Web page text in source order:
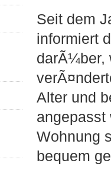
Seit dem
informiert
darÃ¼ber,
Alter und
angepasst
Wohnung
bequem